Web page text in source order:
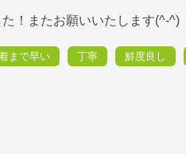
！またお願いいたします(^-^)
まで早い 丁寧 鮮度良し